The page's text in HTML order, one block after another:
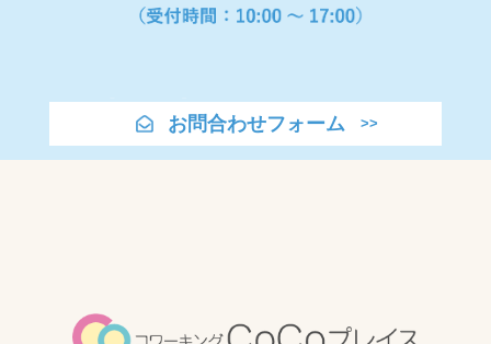
お問合わせフォーム